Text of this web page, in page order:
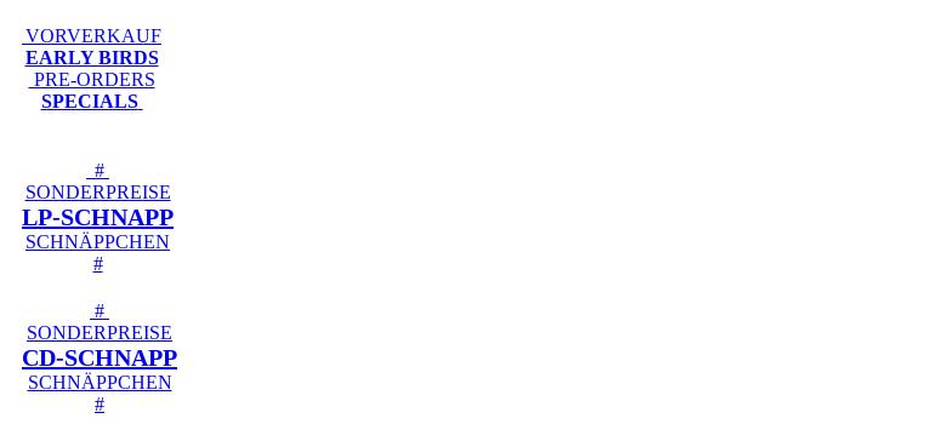
VORVERKAUF
EARLY BIRDS
PRE-ORDERS
SPECIALS
#
SONDERPREISE
LP-SCHNAPP
SCHNÄPPCHEN
#
#
SONDERPREISE
CD-SCHNAPP
SCHNÄPPCHEN
#